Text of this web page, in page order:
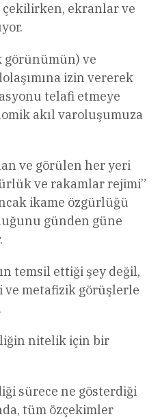
ekranlar ve
görünümün) ve
izin vererek
telafi etmeye
akıl varoluşumuza
ve görülen her yeri
ve rakamlar rejimi”
ikame özgürlüğü
günden güne
temsil ettiği şey değil,
ve metafizik görüşlerle
nitelik için bir
sürece ne gösterdiği
tüm özçekimler